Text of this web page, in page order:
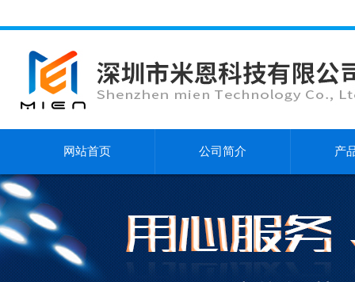
网站首页 公司简介 产